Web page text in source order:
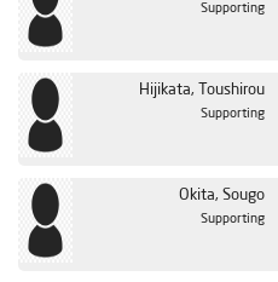
Supporting
Hijikata, Toushirou
Supporting
Okita, Sougo
Supporting